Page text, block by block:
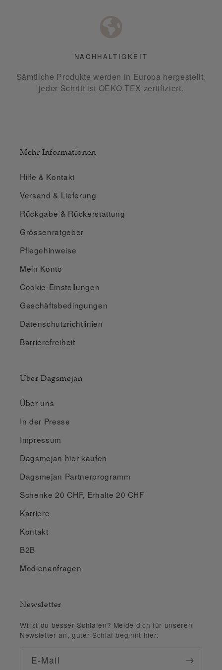
NACHHALTIGKEIT
Sämtliche Produkte werden in Europa hergestellt,
jeder Schritt ist OEKO-TEX zertifiziert.
Mehr Informationen
Hilfe & Kontakt
Versand & Lieferung
Rückgabe & Rückerstattung
Grössenratgeber
Pflegehinweise
Mein Konto
Cookie-Einstellungen
Geschäftsbedingungen
Datenschutzrichtlinien
Barrierefreiheit
Über Dagsmejan
Über uns
In der Presse
Impressum
Dagsmejan hier kaufen
Dagsmejan Partnerprogramm
Schenke 20 CHF, Erhalte 20 CHF
Karriere
Kontakt
B2B
Medienanfragen
Newsletter
Willst du besser Schlafen? Melde dich für unseren
Newsletter an, guter Schlaf beginnt hier:
E-Mail